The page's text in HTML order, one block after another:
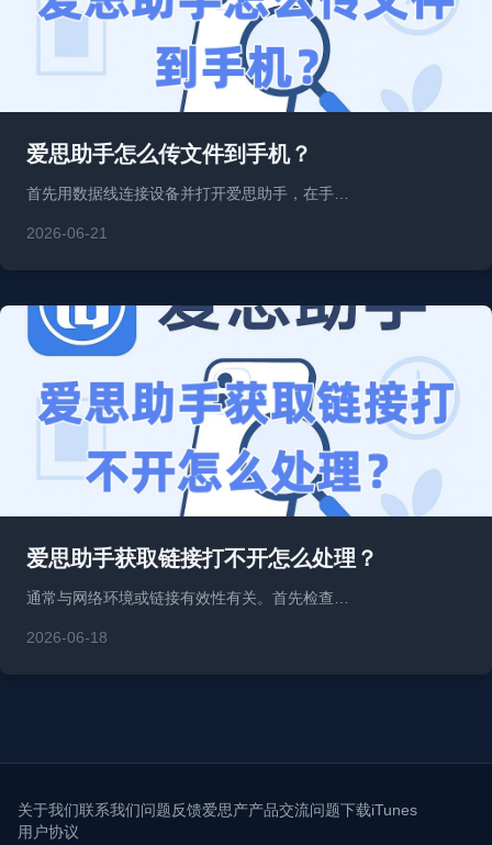
爱思助手怎么传文件到手机？
首先用数据线连接设备并打开爱思助手，在手…
2026-06-21
爱思助手获取链接打不开怎么处理？
通常与网络环境或链接有效性有关。首先检查…
2026-06-18
关于我们联系我们问题反馈爱思产产品交流问题下载iTunes
用户协议